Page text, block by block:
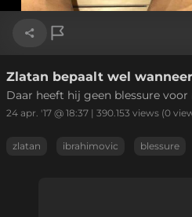
Link kopiëren
Zlatan bepaalt wel
Daar heeft hij geen blessure voor
24 apr. '17 @ 18:37 | 390.153 views (0
zlatan ibrahimovic blessure